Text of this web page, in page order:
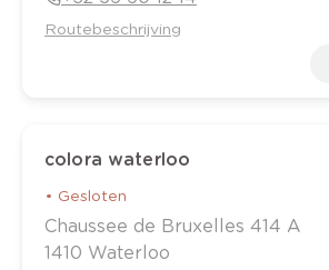
Routebeschrijving
colora waterloo
• Gesloten
Chaussee de Bruxelles 414 A
1410 Waterloo